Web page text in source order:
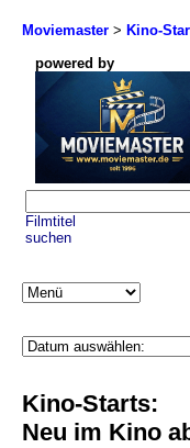
Moviemaster > Kino-
powered by
Filmtitel
suchen
Kino-Starts:
Neu im Kino